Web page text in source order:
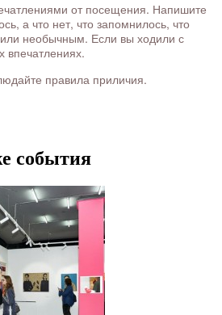
от посещения. Напишите
а что нет, что запомнилось, что
необычным. Если вы ходили с
впечатлениях.
правила приличия.
события